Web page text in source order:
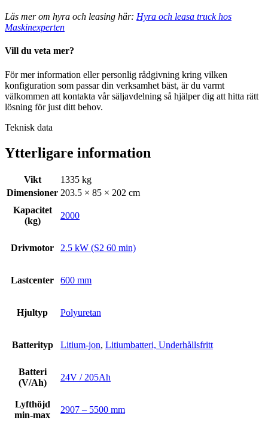
Läs mer om hyra och leasing här: Hyra och leasa truck hos
Maskinexperten
Vill du veta mer?
För mer information eller personlig rådgivning kring vilken
konfiguration som passar din verksamhet bäst, är du varmt
välkommen att kontakta vår säljavdelning så hjälper dig att hitta rätt
lösning för just ditt behov.
Teknisk data
Ytterligare information
Vikt
1335 kg
Dimensioner 203.5 × 85 × 202 cm
Kapacitet
(kg)
2000
Drivmotor 2.5 kW (S2 60 min)
Lastcenter 600 mm
Hjultyp Polyuretan
Batterityp Litium-jon, Litiumbatteri, Underhållsfritt
Batteri
(V/Ah)
24V / 205Ah
Lyfthöjd
min-max
2907 – 5500 mm